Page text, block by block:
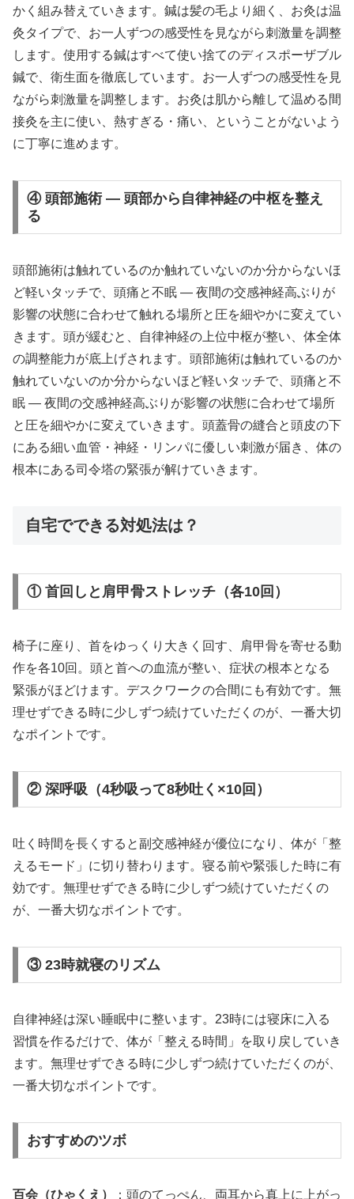
かく組み替えていきます。鍼は髪の毛より細く、お灸は温
灸タイプで、お一人ずつの感受性を見ながら刺激量を調整
します。使用する鍼はすべて使い捨てのディスポーザブル
鍼で、衛生面を徹底しています。お一人ずつの感受性を見
ながら刺激量を調整します。お灸は肌から離して温める間
接灸を主に使い、熱すぎる・痛い、ということがないよう
に丁寧に進めます。
④ 頭部施術 — 頭部から自律神経の中枢を整え
る
頭部施術は触れているのか触れていないのか分からないほ
ど軽いタッチで、頭痛と不眠 ― 夜間の交感神経高ぶりが
影響の状態に合わせて触れる場所と圧を細やかに変えてい
きます。頭が緩むと、自律神経の上位中枢が整い、体全体
の調整能力が底上げされます。頭部施術は触れているのか
触れていないのか分からないほど軽いタッチで、頭痛と不
眠 ― 夜間の交感神経高ぶりが影響の状態に合わせて場所
と圧を細やかに変えていきます。頭蓋骨の縫合と頭皮の下
にある細い血管・神経・リンパに優しい刺激が届き、体の
根本にある司令塔の緊張が解けていきます。
自宅でできる対処法は？
① 首回しと肩甲骨ストレッチ（各10回）
椅子に座り、首をゆっくり大きく回す、肩甲骨を寄せる動
作を各10回。頭と首への血流が整い、症状の根本となる
緊張がほどけます。デスクワークの合間にも有効です。無
理せずできる時に少しずつ続けていただくのが、一番大切
なポイントです。
② 深呼吸（4秒吸って8秒吐く×10回）
吐く時間を長くすると副交感神経が優位になり、体が「整
えるモード」に切り替わります。寝る前や緊張した時に有
効です。無理せずできる時に少しずつ続けていただくの
が、一番大切なポイントです。
③ 23時就寝のリズム
自律神経は深い睡眠中に整います。23時には寝床に入る
習慣を作るだけで、体が「整える時間」を取り戻していき
ます。無理せずできる時に少しずつ続けていただくのが、
一番大切なポイントです。
おすすめのツボ
百会（ひゃくえ） ：頭のてっぺん、両耳から真上に上がっ